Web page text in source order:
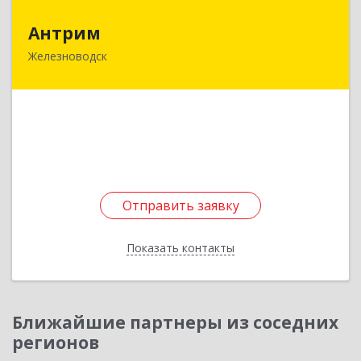
Антрим
Железноводск
Отправить заявку
Показать контакты
357433, Ставропольский край, Железноводск г,
Отправить заявку
Назад
Ближайшие партнеры из соседних
регионов